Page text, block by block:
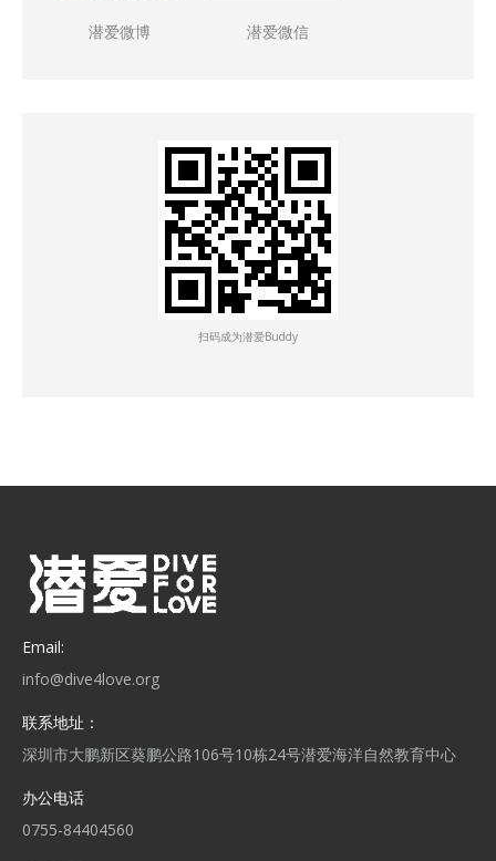
潜爱微博 潜爱微信
扫码成为潜爱Buddy
Email:
info@dive4love.org
联系地址：
深圳市大鹏新区葵鹏公路106号10栋24号潜爱海洋自然教育中心
办公电话
0755-84404560